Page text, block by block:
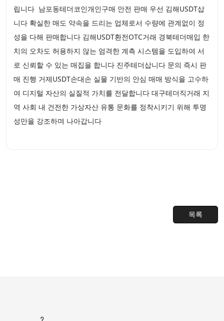
립니다 남포동테더코인개인구매 안전 판매 우선 김해USDT삽
니다 확실한 매도 약속을 드리는 업체로서 수량에 관계없이 정
성을 다해 판매합니다 김해USDT환전OTC거래 경북테더매입 한
치의 오차도 허용하지 않는 엄격한 계측 시스템을 도입하여 서
로 신뢰할 수 있는 매집을 합니다 진주테더삽니다 문의 즉시 판
매 진행 거제USDT손대손 실물 기반의 안심 매매 방식을 고수하
여 디지털 자산의 실질적 가치를 전달합니다 대구테더직거래 지
역 사회 내 건전한 가상자산 유통 문화를 정착시키기 위해 투명
성만을 강조하며 나아갑니다
목록